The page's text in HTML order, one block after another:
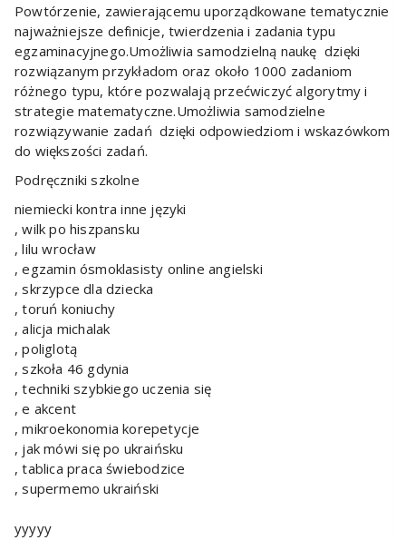
Powtórzenie, zawierającemu uporządkowane tematycznie
najważniejsze definicje, twierdzenia i zadania typu
egzaminacyjnego.Umożliwia samodzielną naukę dzięki
rozwiązanym przykładom oraz około 1000 zadaniom
różnego typu, które pozwalają przećwiczyć algorytmy i
strategie matematyczne.Umożliwia samodzielne
rozwiązywanie zadań dzięki odpowiedziom i wskazówkom
do większości zadań.
Podręczniki szkolne
niemiecki kontra inne języki
, wilk po hiszpansku
, lilu wrocław
, egzamin ósmoklasisty online angielski
, skrzypce dla dziecka
, toruń koniuchy
, alicja michalak
, poliglotą
, szkoła 46 gdynia
, techniki szybkiego uczenia się
, e akcent
, mikroekonomia korepetycje
, jak mówi się po ukraińsku
, tablica praca świebodzice
, supermemo ukraiński
yyyyy